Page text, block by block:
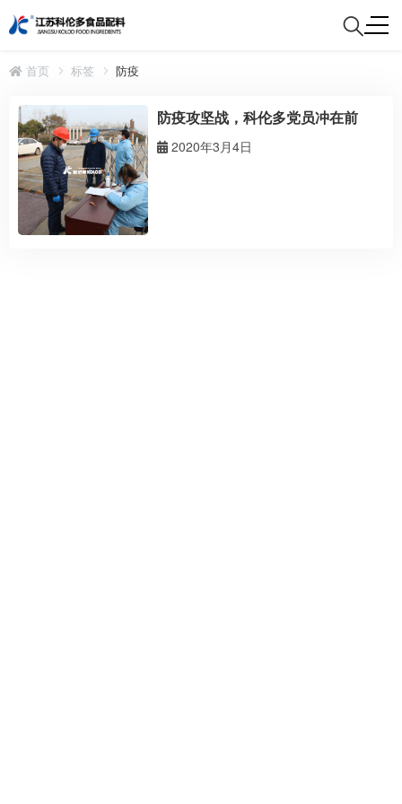
首页 标签 防疫
防疫攻坚战，科伦多党员冲在前
2020年3月4日